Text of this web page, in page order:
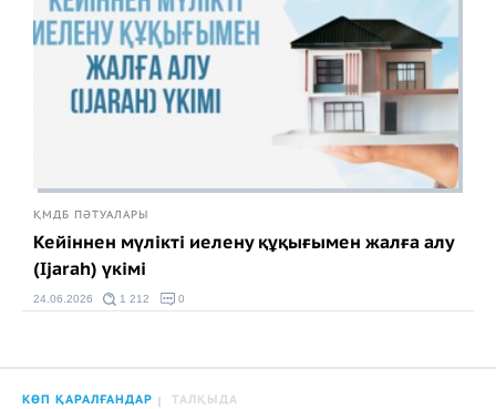
ҚМДБ ПӘТУАЛАРЫ
Кейіннен мүлікті иелену құқығымен жалға алу
(Ijarah) үкімі
24.06.2026 1 212 0
КӨП ҚАРАЛҒАНДАР ТАЛҚЫДА